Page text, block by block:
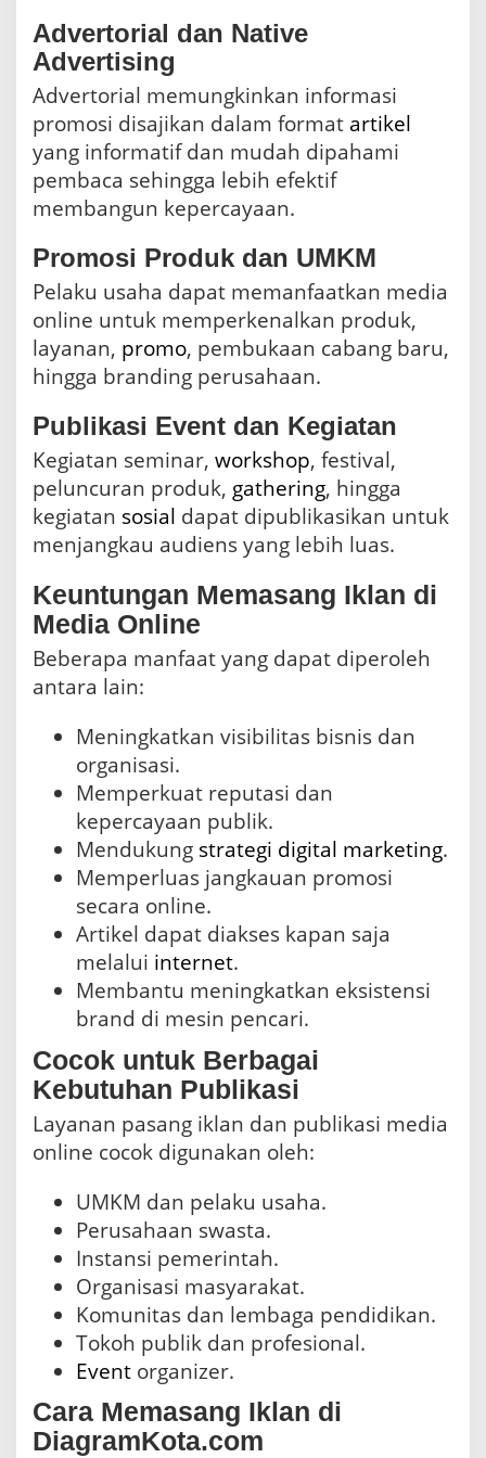
Advertorial dan Native
Advertising
Advertorial memungkinkan informasi
promosi disajikan dalam format artikel
yang informatif dan mudah dipahami
pembaca sehingga lebih efektif
membangun kepercayaan.
Promosi Produk dan UMKM
Pelaku usaha dapat memanfaatkan media
online untuk memperkenalkan produk,
layanan, promo, pembukaan cabang baru,
hingga branding perusahaan.
Publikasi Event dan Kegiatan
Kegiatan seminar, workshop, festival,
peluncuran produk, gathering, hingga
kegiatan sosial dapat dipublikasikan untuk
menjangkau audiens yang lebih luas.
Keuntungan Memasang Iklan di
Media Online
Beberapa manfaat yang dapat diperoleh
antara lain:
Meningkatkan visibilitas bisnis dan
organisasi.
Memperkuat reputasi dan
kepercayaan publik.
Mendukung strategi digital marketing.
Memperluas jangkauan promosi
secara online.
Artikel dapat diakses kapan saja
melalui internet.
Membantu meningkatkan eksistensi
brand di mesin pencari.
Cocok untuk Berbagai
Kebutuhan Publikasi
Layanan pasang iklan dan publikasi media
online cocok digunakan oleh:
UMKM dan pelaku usaha.
Perusahaan swasta.
Instansi pemerintah.
Organisasi masyarakat.
Komunitas dan lembaga pendidikan.
Tokoh publik dan profesional.
Event organizer.
Cara Memasang Iklan di
DiagramKota.com